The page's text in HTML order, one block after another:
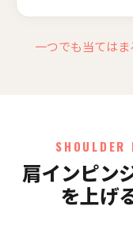
一つでも当ては
SHOULDER
肩インピン
を上げ